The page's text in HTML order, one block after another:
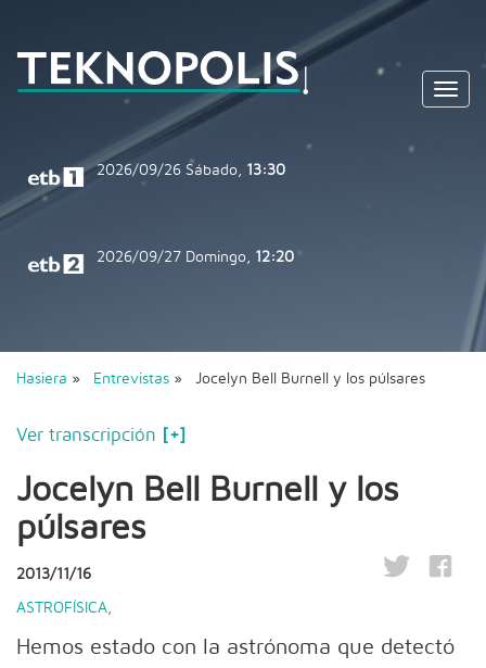
2026/09/26 Sábado, 13:30
2026/09/27 Domingo, 12:20
Hasiera » Entrevistas » Jocelyn Bell Burnell y los púlsares
Ver transcripción [+]
Jocelyn Bell Burnell y los
púlsares
2013/11/16
ASTROFÍSICA
Hemos estado con la astrónoma que detectó